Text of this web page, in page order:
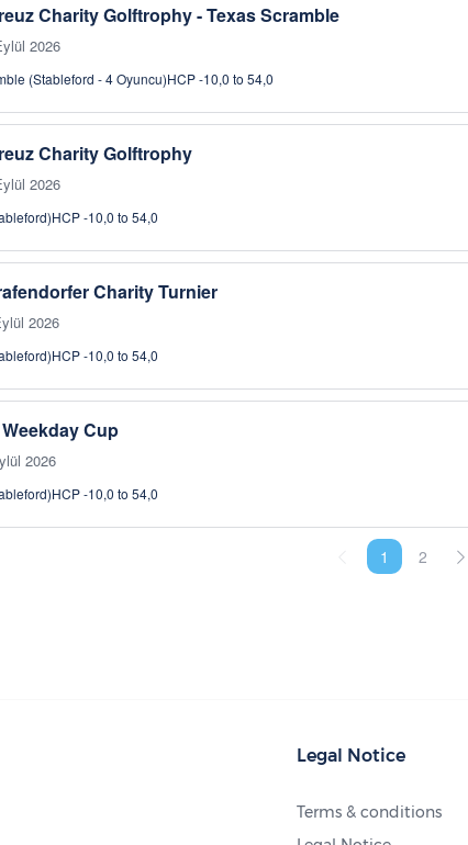
Charity Golftrophy - Texas Scramble
2026
(Stableford - 4 Oyuncu)HCP -10,0 to 54,0
Charity Golftrophy
2026
HCP -10,0 to 54,0
Charity Turnier
2026
HCP -10,0 to 54,0
Cup
2026
HCP -10,0 to 54,0
1 2
Legal Notice
Terms & conditions